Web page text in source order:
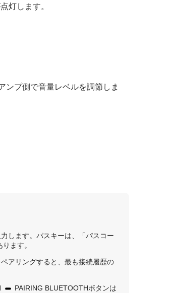
灯します。
ンプ側で音量レベルを調節しま
します。パスキーは、「パスコー
ます。
アリングすると、最も接続履歴の
PAIRING BLUETOOTHボタンは